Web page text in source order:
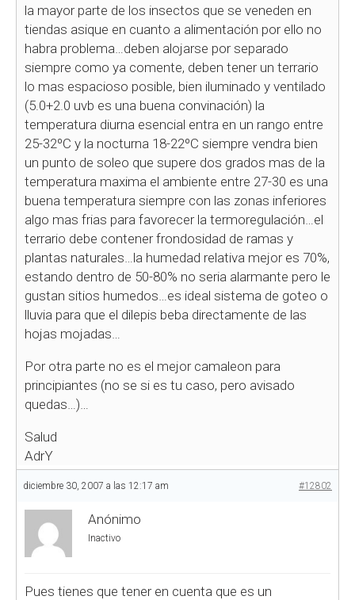
la mayor parte de los insectos que se veneden en
tiendas asique en cuanto a alimentación por ello no
habra problema…deben alojarse por separado
siempre como ya comente, deben tener un terrario
lo mas espacioso posible, bien iluminado y ventilado
(5.0+2.0 uvb es una buena convinación) la
temperatura diurna esencial entra en un rango entre
25-32ºC y la nocturna 18-22ºC siempre vendra bien
un punto de soleo que supere dos grados mas de la
temperatura maxima el ambiente entre 27-30 es una
buena temperatura siempre con las zonas inferiores
algo mas frias para favorecer la termoregulación…el
terrario debe contener frondosidad de ramas y
plantas naturales…la humedad relativa mejor es 70%,
estando dentro de 50-80% no seria alarmante pero le
gustan sitios humedos…es ideal sistema de goteo o
lluvia para que el dilepis beba directamente de las
hojas mojadas…
Por otra parte no es el mejor camaleon para
principiantes (no se si es tu caso, pero avisado
quedas…)…
Salud
AdrY
diciembre 30, 2007 a las 12:17 am #12802
Anónimo
Inactivo
Pues tienes que tener en cuenta que es un